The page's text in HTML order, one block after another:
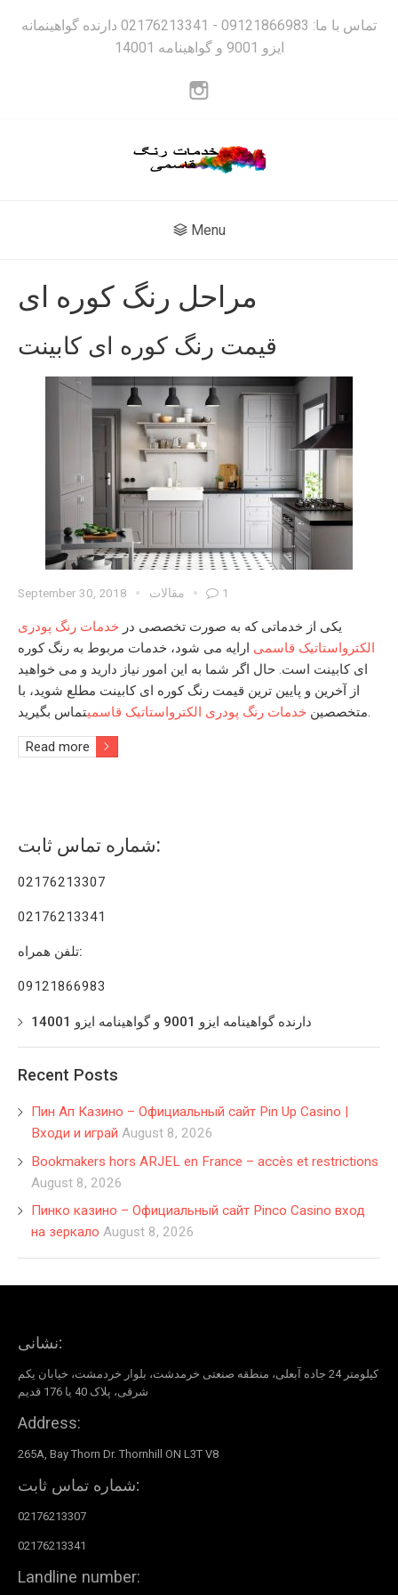
تماس با ما: 09121866983 - 02176213341 دارنده گواهینمانه
ایزو 9001 و گواهینامه 14001
Menu
مراحل رنگ کوره ای
قیمت رنگ کوره ای کابینت
September 30, 2018 مقالات 1
یکی از خدماتی که به صورت تخصصی در خدمات رنگ پودری
الکترواستاتیک قاسمی ارایه می شود، خدمات مربوط به رنگ کوره
ای کابینت است. حال اگر شما به این امور نیاز دارید و می خواهید
از آخرین و پایین ترین قیمت رنگ کوره ای کابینت مطلع شوید، با
متخصصین خدمات رنگ پودری الکترواستاتیک قاسمی تماس بگیرید.
Read more
شماره تماس ثابت:
02176213307
02176213341
تلفن همراه:
09121866983
دارنده گواهینامه ایزو 9001 و گواهینامه ایزو 14001
Recent Posts
Пин Ап Казино – Официальный сайт Pin Up Casino |
Входи и играй August 8, 2026
Bookmakers hors ARJEL en France – accès et restrictions
August 8, 2026
Пинко казино – Официальный сайт Pinco Casino вход
на зеркало August 8, 2026
نشانی:
کیلومتر 24 جاده آبعلی، منطقه صنعتی خرمدشت، بلوار خردمشت، خیابان یکم
شرقی، پلاک 40 یا 176 قدیم
Address:
265A, Bay Thorn Dr. Thornhill ON L3T V8
شماره تماس ثابت:
02176213307
02176213341
Landline number: